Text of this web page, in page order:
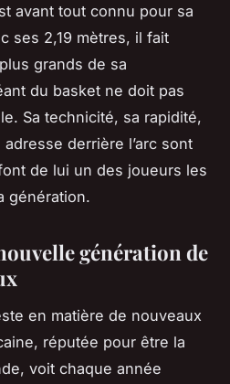
avant tout connu pour sa
ses 2,19 mètres, il fait
grands de sa
du basket ne doit pas
Sa technicité, sa rapidité,
derrière l’arc sont
de lui un des joueurs les
génération.
génération de
en matière de nouveaux
réputée pour être la
voit chaque année